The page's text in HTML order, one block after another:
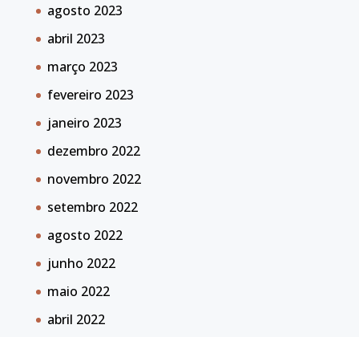
agosto 2023
abril 2023
março 2023
fevereiro 2023
janeiro 2023
dezembro 2022
novembro 2022
setembro 2022
agosto 2022
junho 2022
maio 2022
abril 2022